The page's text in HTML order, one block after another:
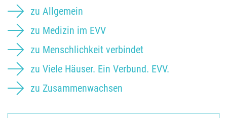
zu Allgemein
zu Medizin im EVV
zu Menschlichkeit verbindet
zu Viele Häuser. Ein Verbund. EVV.
zu Zusammenwachsen